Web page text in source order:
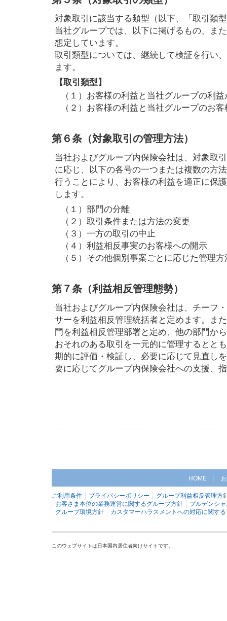
対象取引に該当する類型（以下、「取引類
当社グループでは、以下に掲げるもの、ま
想定しています。
取引類型については、継続して検証を行い
ます。
【取引類型】
（１）お客様の利益と当社グループの利
（２）お客様の利益と当社グループのお
第６条（対象取引の管理方法）
当社およびグループ内保険会社は、対象取
に応じ、以下の各号の一つまたは複数の方
行うことにより、お客様の利益を適正に保
します。
（１）部門の分離
（２）取引条件または方法の変更
（３）一方の取引の中止
（４）利益相反事実のお客様への開示
（５）その他個別事案ごとに応じた管理方
第７条（利益相反管理態勢）
当社およびグループ内保険会社は、チーフ
サーを利益相反管理統括者と定めます。ま
門を利益相反管理部署と定め、他の部門か
おそれのある取引を一元的に管理するとと
期的に評価・検証し、必要に応じて見直し
要に応じてグループ内保険会社への支援、
HOME
ご利用条件 プライバシーポリシー
グループ利益相反管理方
お客さま本位の業務運営に関するグループ方針
プルデンシ
グループ環境方針
カスタマーハラスメントへの対応に関す
このウェブサイトは日本国内居住者向けサイトです。